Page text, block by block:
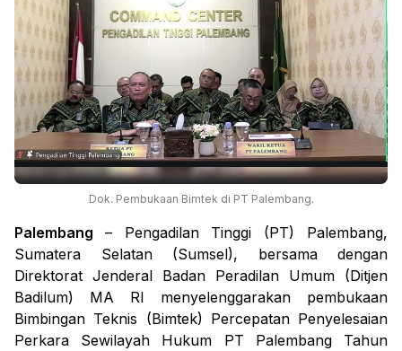
Dok. Pembukaan Bimtek di PT Palembang.
Palembang – Pengadilan Tinggi (PT) Palembang,
Sumatera Selatan (Sumsel), bersama dengan
Direktorat Jenderal Badan Peradilan Umum (Ditjen
Badilum) MA RI menyelenggarakan pembukaan
Bimbingan Teknis (Bimtek) Percepatan Penyelesaian
Perkara Sewilayah Hukum PT Palembang Tahun